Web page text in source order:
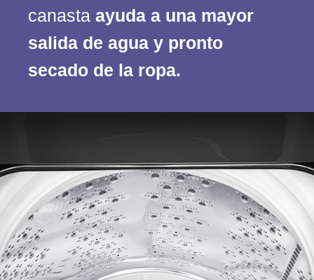
canasta ayuda a una mayor
salida de agua y pronto
secado de la ropa.